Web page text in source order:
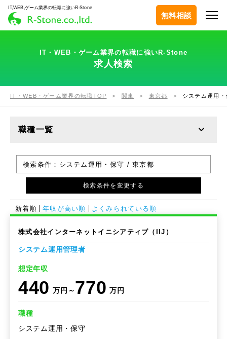
IT,WEB,ゲーム業界の転職に強いR-Stone
無料相談
IT・WEB・ゲーム業界の転職に強いR-Stone
求人検索
IT・WEB・ゲーム業界の転職TOP 関東 東京都 システム運用
職種一覧
検索条件： システム運用・保守 / 東京都
検索条件を変更する
新着順 年収が高い順 よくみられている順
株式会社インターネットイニシアティブ（IIJ）
システム運用管理者
想定年収
440 万円～770 万円
職種
システム運用・保守